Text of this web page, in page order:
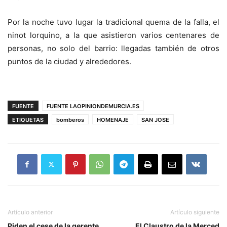
Por la noche tuvo lugar la tradicional quema de la falla, el
ninot lorquino, a la que asistieron varios centenares de
personas, no solo del barrio: llegadas también de otros
puntos de la ciudad y alrededores.
FUENTE
FUENTE LAOPINIONDEMURCIA.ES
ETIQUETAS
bomberos HOMENAJE SAN JOSE
Artículo anterior Artículo siguiente